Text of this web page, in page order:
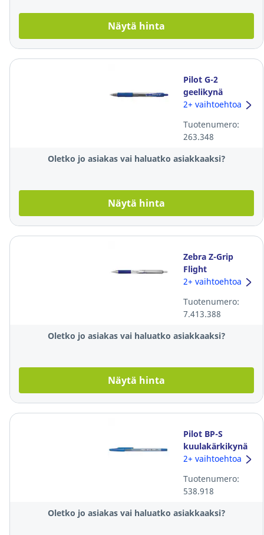
Näytä hinta
Pilot G-2
geelikynä
mekanismilla
2+ vaihtoehtoa
Tuotenumero:
263.348
Oletko jo asiakas vai haluatko asiakkaaksi?
Näytä hinta
Zebra Z-Grip
Flight
kuulakärkikynä
0,34mm sininen
2+ vaihtoehtoa
Tuotenumero:
7.413.388
Oletko jo asiakas vai haluatko asiakkaaksi?
Näytä hinta
Pilot BP-S
kuulakärkikynä
korkilla fine
kynää
2+ vaihtoehtoa
Tuotenumero:
538.918
Oletko jo asiakas vai haluatko asiakkaaksi?